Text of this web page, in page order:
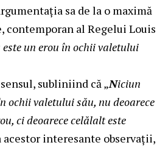
sa de la o maximă
contemporan al Regelui Louis
un erou în ochii valetului
subliniind că „Niciun
ochii valetului său, nu deoarece
ci deoarece celălalt este
acestor interesante observații,